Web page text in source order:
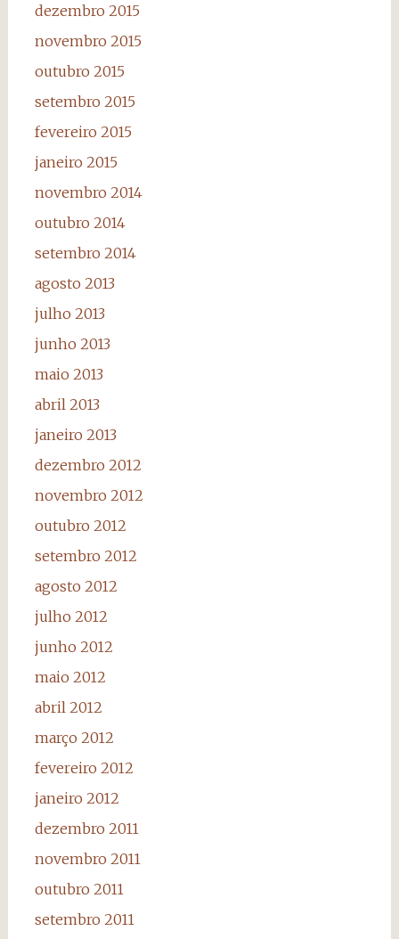
dezembro 2015
novembro 2015
outubro 2015
setembro 2015
fevereiro 2015
janeiro 2015
novembro 2014
outubro 2014
setembro 2014
agosto 2013
julho 2013
junho 2013
maio 2013
abril 2013
janeiro 2013
dezembro 2012
novembro 2012
outubro 2012
setembro 2012
agosto 2012
julho 2012
junho 2012
maio 2012
abril 2012
março 2012
fevereiro 2012
janeiro 2012
dezembro 2011
novembro 2011
outubro 2011
setembro 2011